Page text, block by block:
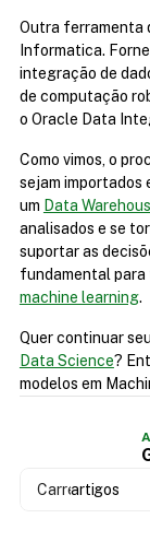
Outra ferramenta
Informatica.
integração de
de computação
o Oracle Data
Como vimos, o
sejam importados
um Data
analisados e se
suportar as
machine learning.
Data Science?
modelos em
Carregando...
artigos